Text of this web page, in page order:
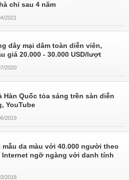
chỉ sau 4 năm
2021
dây mại dâm toàn diễn viên,
giá 20.000 - 30.000 USD/lượt
2020
Hàn Quốc tỏa sáng trền sàn diễn
YouTube
2019
da màu với 40.000 người theo
Internet ngỡ ngàng với danh tính
2018